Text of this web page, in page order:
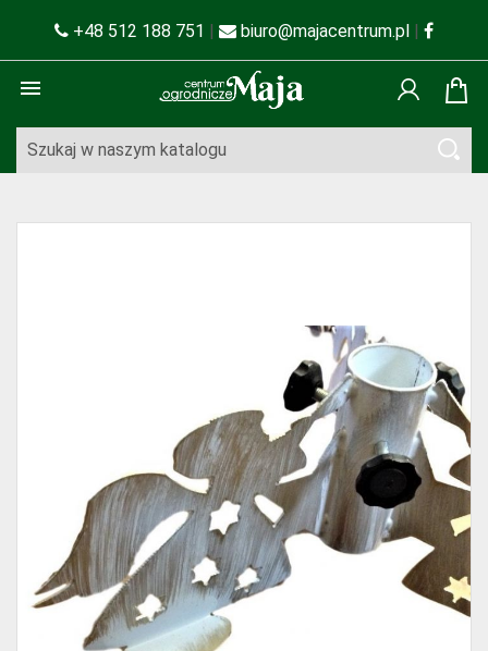
+48 512 188 751 | biuro@majacentrum.pl |
